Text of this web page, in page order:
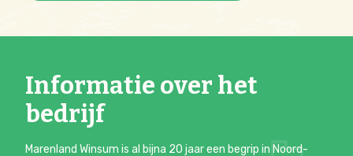
Informatie over het
bedrijf
Marenland Winsum is al bijna 20 jaar een begrip in Noord-